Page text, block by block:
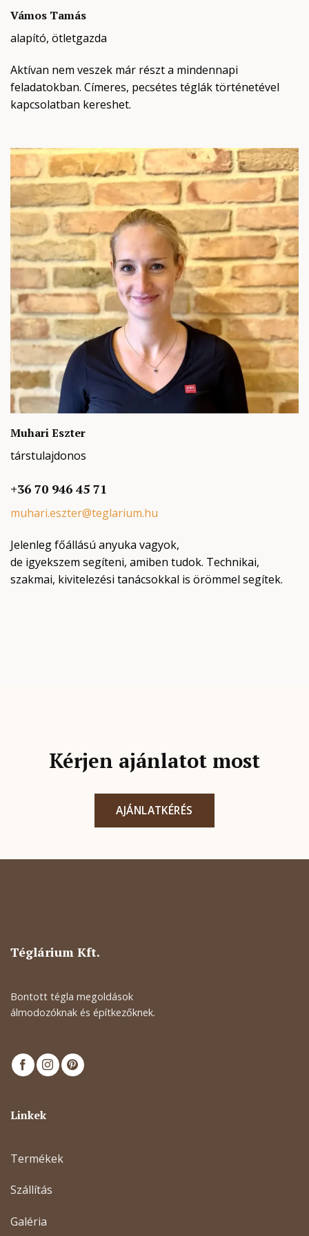
Vámos Tamás
alapító, ötletgazda
Aktívan nem veszek már részt a mindennapi
feladatokban. Címeres, pecsétes téglák történetével
kapcsolatban kereshet.
Muhari Eszter
társtulajdonos
+36 70 946 45 71
muhari.eszter@teglarium.hu
Jelenleg főállású anyuka vagyok,
de igyekszem segíteni, amiben tudok. Technikai,
szakmai, kivitelezési tanácsokkal is örömmel segítek.
Kérjen ajánlatot most
AJÁNLATKÉRÉS
Téglárium Kft.
Bontott tégla megoldások
álmodozóknak és építkezőknek.
Linkek
Termékek
Szállítás
Galéria